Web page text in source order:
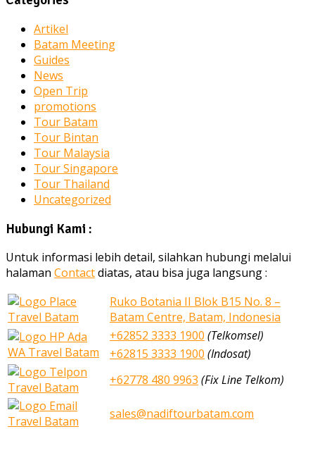
Artikel
Batam Meeting
Guides
News
Open Trip
promotions
Tour Batam
Tour Bintan
Tour Malaysia
Tour Singapore
Tour Thailand
Uncategorized
Hubungi Kami :
Untuk informasi lebih detail, silahkan hubungi melalui
halaman Contactdiatas, atau bisa juga langsung :
Ruko Botania II Blok B15 No. 8 –
Batam Centre, Batam, Indonesia
+62852 3333 1900 (Telkomsel)
+62815 3333 1900 (Indosat)
+62778 480 9963 (Fix Line Telkom)
sales@nadiftourbatam.com